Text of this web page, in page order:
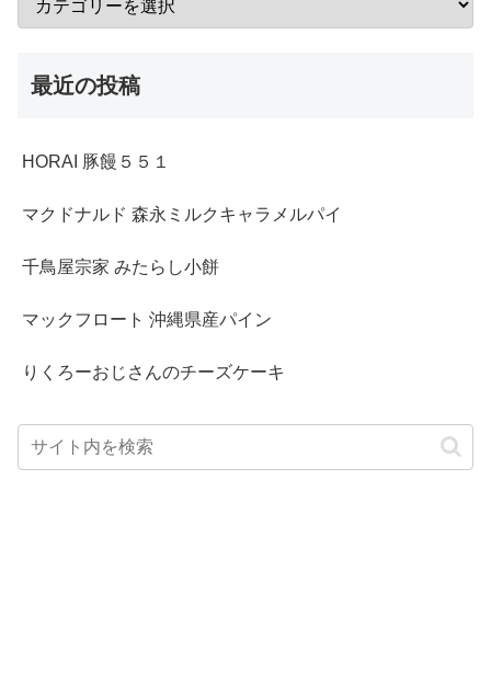
最近の投稿
HORAI 豚饅５５１
マクドナルド 森永ミルクキャラメルパイ
千鳥屋宗家 みたらし小餅
マックフロート 沖縄県産パイン
りくろーおじさんのチーズケーキ